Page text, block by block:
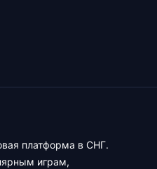
платформа в СНГ.
играм,